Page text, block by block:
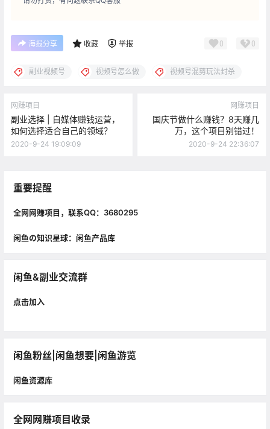
海报分享 收藏 举报 0 0
副业视频号 视频号怎么做 视频号混剪玩法封杀
网赚项目
副业选择 | 自媒体赚钱运营，
如何选择适合自己的领域？
2020-9-24 19:09:09
网赚项目
国庆节做什么赚钱？8天赚几
万，这个项目别错过！
2020-9-24 22:36:07
重要提醒
全网网赚项目，联系QQ：3680295
闲鱼の知识星球：闲鱼产品库
闲鱼&副业交流群
点击加入
闲鱼粉丝|闲鱼想要|闲鱼游览
闲鱼资源库
全网网赚项目收录